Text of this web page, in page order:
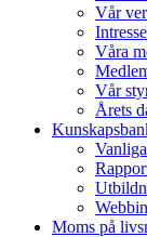
Vår
Våra
Vår
Årets
Moms på